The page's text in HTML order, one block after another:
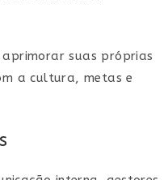
suas próprias
a cultura, metas e